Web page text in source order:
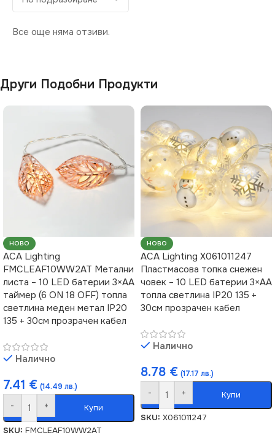
Все още няма отзиви.
Други Подобни Продукти
НОВО
ACA Lighting
FMCLEAF10WW2AT Метални
листа – 10 LED батерии 3×AA
таймер (6 ON 18 OFF) топла
светлина меден метал IP20
135 + 30см прозрачен кабел
Налично
7.41 € (14.49 лв.)
- + Купи
SKU: FMCLEAF10WW2AT
НОВО
ACA Lighting X061011247
Пластмасова топка снежен
човек – 10 LED батерии 3×AA
топла светлина IP20 135 +
30см прозрачен кабел
Налично
8.78 € (17.17 лв.)
- + Купи
SKU: X061011247